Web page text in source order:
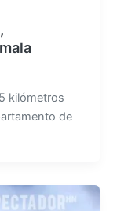
kilómetros
de